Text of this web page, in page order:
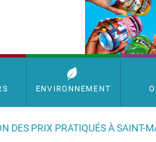
ENVIRONNEMENT
DES PRIX PRATIQUÉS À SAINT-